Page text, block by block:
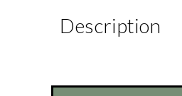
Description